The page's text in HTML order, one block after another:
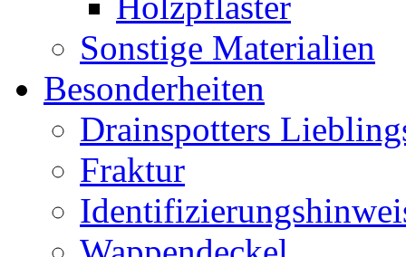
Sonstige Materialien
Besonderheiten
Drainspotters
Fraktur